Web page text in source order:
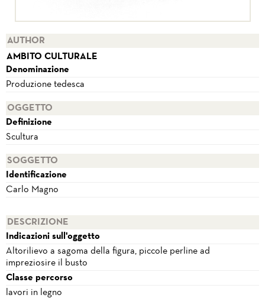
AUTHOR
AMBITO CULTURALE
Denominazione
Produzione tedesca
OGGETTO
Definizione
Scultura
SOGGETTO
Identificazione
Carlo Magno
DESCRIZIONE
Indicazioni sull'oggetto
Altorilievo a sagoma della figura, piccole perline ad
impreziosire il busto
Classe percorso
lavori in legno